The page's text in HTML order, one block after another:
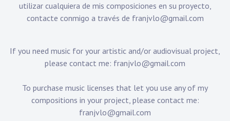
utilizar cualquiera de mis composiciones en su proyecto,
contacte conmigo a través de franjvlo@gmail.com
If you need music for your artistic and/or audiovisual project,
please contact me: franjvlo@gmail.com
To purchase music licenses that let you use any of my
compositions in your project, please contact me:
franjvlo@gmail.com